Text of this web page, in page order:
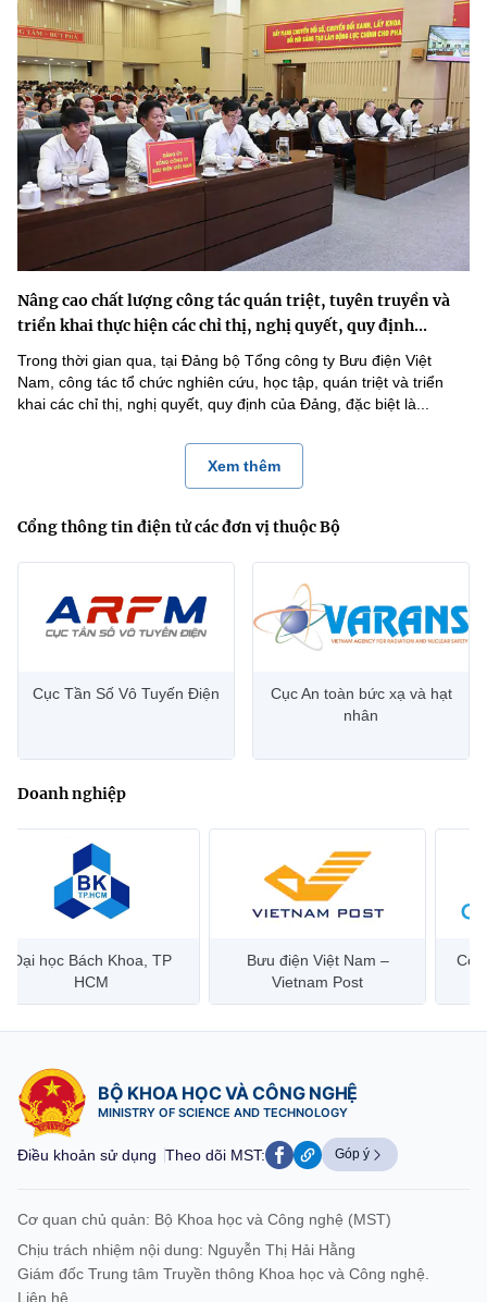
Nâng cao chất lượng công tác quán triệt, tuyên truyền và
triển khai thực hiện các chỉ thị, nghị quyết, quy định...
Trong thời gian qua, tại Đảng bộ Tổng công ty Bưu điện Việt
Nam, công tác tổ chức nghiên cứu, học tập, quán triệt và triển
khai các chỉ thị, nghị quyết, quy định của Đảng, đặc biệt là...
Xem thêm
Cổng thông tin điện tử các đơn vị thuộc Bộ
Cục Tần Số Vô Tuyến Điện
Cục An toàn bức xạ và hạt
nhân
Doanh nghiệp
Bưu điện Việt Nam –
Vietnam Post
Công ty Cổ phần Hạ tầng
Viễn Thông CMC
BỘ KHOA HỌC VÀ CÔNG NGHỆ
MINISTRY OF SCIENCE AND TECHNOLOGY
Điều khoản sử dụng Theo dõi MST: Góp ý
Cơ quan chủ quản: Bộ Khoa học và Công nghệ (MST)
Chịu trách nhiệm nội dung: Nguyễn Thị Hải Hằng
Giám đốc Trung tâm Truyền thông Khoa học và Công nghệ.
Liên hệ